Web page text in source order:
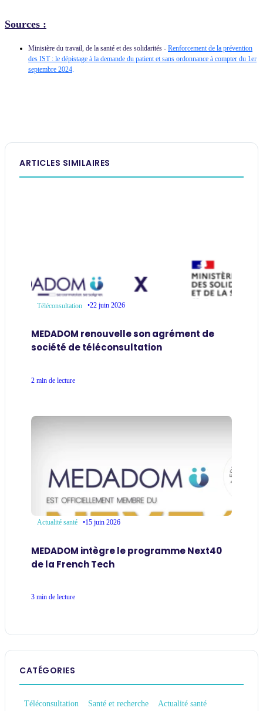
Sources :
Ministère du travail, de la santé et des solidarités - Renforcement de la prévention
des IST : le dépistage à la demande du patient et sans ordonnance à compter du 1er
septembre 2024.
ARTICLES SIMILAIRES
Téléconsultation •22 juin 2026
MEDADOM renouvelle son agrément de
société de téléconsultation
2 min de lecture
Actualité santé •15 juin 2026
MEDADOM intègre le programme Next40
de la French Tech
3 min de lecture
CATÉGORIES
Téléconsultation Santé et recherche
Actualité santé